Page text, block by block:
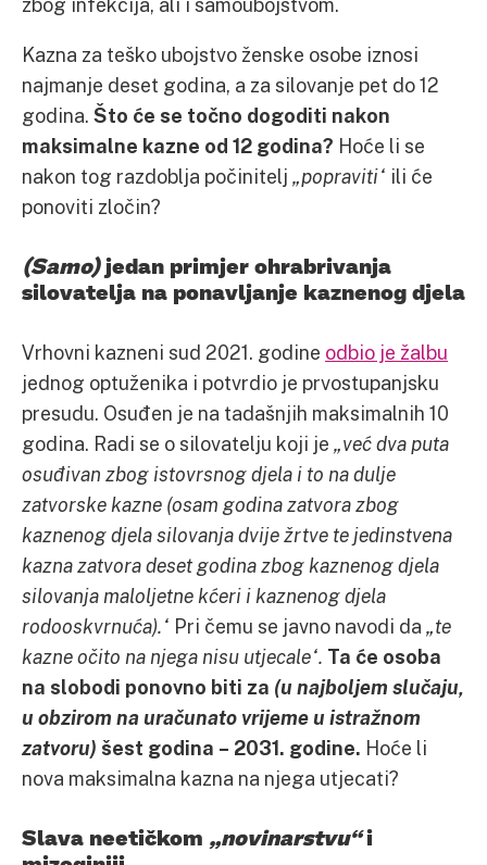
Kazna za teško ubojstvo ženske osobe iznosi
najmanje deset godina, a za silovanje pet do 12
godina. Što će se točno dogoditi nakon
maksimalne kazne od 12 godina? Hoće li se
nakon tog razdoblja počinitelj „popraviti“ ili će
ponoviti zločin?
(Samo) jedan primjer ohrabrivanja
silovatelja na ponavljanje kaznenog djela
Vrhovni kazneni sud 2021. godine odbio je žalbu
jednog optuženika i potvrdio je prvostupanjsku
presudu. Osuđen je na tadašnjih maksimalnih 10
godina. Radi se o silovatelju koji je „već dva puta
osuđivan zbog istovrsnog djela i to na dulje
zatvorske kazne (osam godina zatvora zbog
kaznenog djela silovanja dvije žrtve te jedinstvena
kazna zatvora deset godina zbog kaznenog djela
silovanja maloljetne kćeri i kaznenog djela
rodooskvrnuća).“ Pri čemu se javno navodi da „te
kazne očito na njega nisu utjecale“. Ta će osoba
na slobodi ponovno biti za (u najboljem slučaju,
u obzirom na uračunato vrijeme u istražnom
zatvoru) šest godina – 2031. godine. Hoće li
nova maksimalna kazna na njega utjecati?
Slava neetičkom „novinarstvu“i